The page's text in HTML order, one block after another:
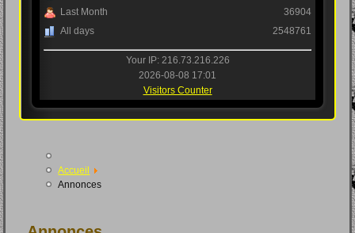
Last Month
All days
36904
2548761
Your IP: 216.73.216.226
2026-08-08 17:01
Visitors Counter
Accueil
Annonces